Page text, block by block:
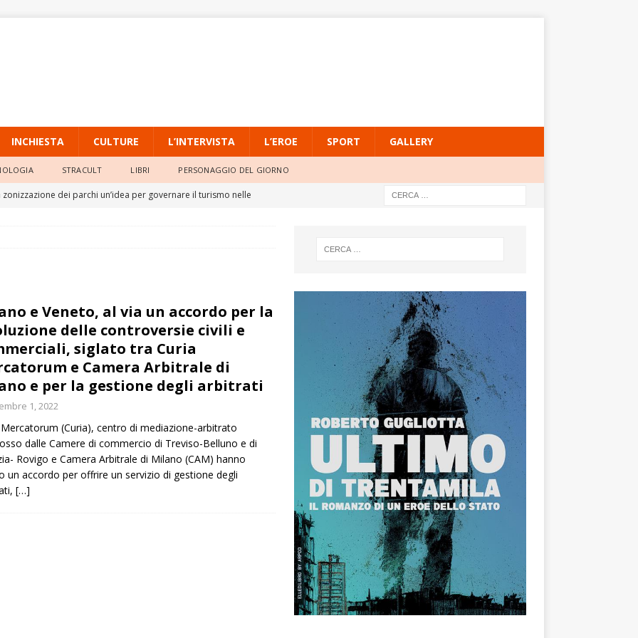
INCHIESTA CULTURE L’INTERVISTA L’EROE SPORT GALLERY
STRACULT LIBRI PERSONAGGIO DEL GIORNO
zonizzazione dei parchi un’idea per governare il turismo nelle
in Champions
SPORT
unanimità
ATTUALITÀ
SECONDO WEEKEND DA BOLLINO NERO. PREVISTI OLTRE 25
DI AUTOVEICOLI DA OGGI A DOMENICA 9 AGOSTO
e Veneto, al via un accordo per la
delle controversie civili e
siglato tra Curia
e Camera Arbitrale di
e per la gestione degli arbitrati
1, 2022
(Curia), centro di mediazione-arbitrato
dalle Camere di commercio di Treviso-Belluno e di
Rovigo e Camera Arbitrale di Milano (CAM) hanno
un accordo per offrire un servizio di gestione degli
[…]